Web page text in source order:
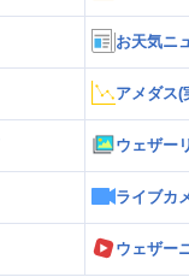
お天気ニ
アメダス(
ウェザー
ライブカ
ウェザー